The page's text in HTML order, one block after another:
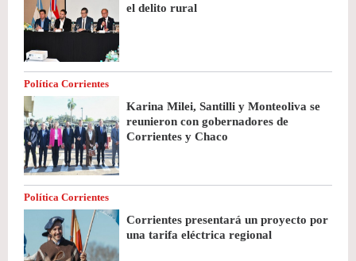
el delito rural
Política Corrientes
Karina Milei, Santilli y Monteoliva se
reunieron con gobernadores de
Corrientes y Chaco
Política Corrientes
Corrientes presentará un proyecto por
una tarifa eléctrica regional